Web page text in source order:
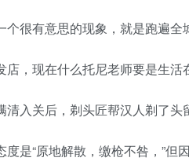
很有意思的现象，就是跑遍
，现在什么托尼老师要是生活
入关后，剃头匠帮汉人剃了头
是“原地解散，缴枪不咎，”